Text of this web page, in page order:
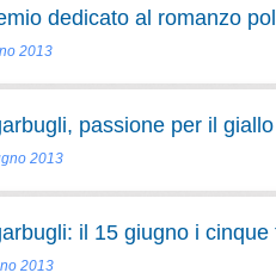
dedicato al romanzo
2013
passione per il giallo
2013
il 15 giugno i cinque
2013